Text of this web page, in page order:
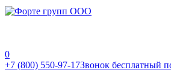
0
+7 (800) 550-97-17Звонок бесплатный